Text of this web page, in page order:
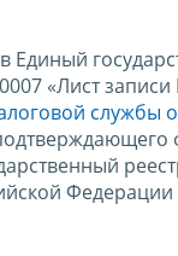
Единый
«Лист записи
службы
Федерации